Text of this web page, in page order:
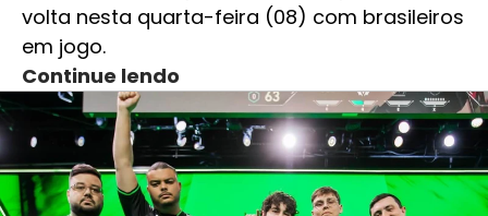
volta nesta quarta-feira (08) com brasileiros
em jogo.
Continue lendo